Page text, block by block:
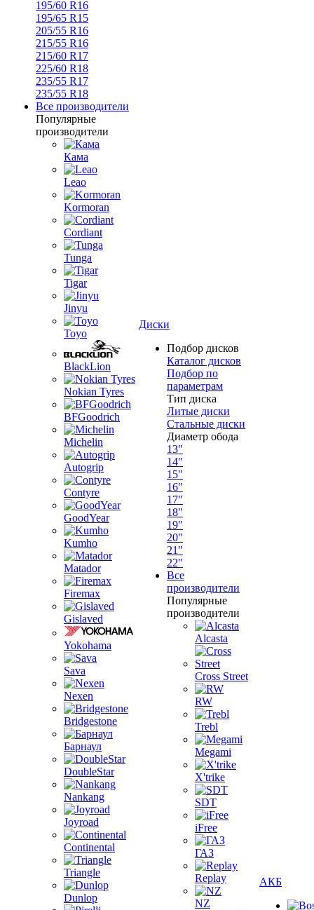
195/60 R16
195/65 R15
205/55 R16
215/55 R16
215/60 R17
225/60 R18
235/55 R17
235/55 R18
Все производители
Популярные
производители
Кама
Leao
Kormoran
Cordiant
Tunga
Tigar
Jinyu
Toyo
BlackLion
Nokian Tyres
BFGoodrich
Michelin
Autogrip
Contyre
GoodYear
Kumho
Matador
Firemax
Gislaved
Yokohama
Sava
Nexen
Bridgestone
Барнаул
DoubleStar
Nankang
Joyroad
Continental
Triangle
Dunlop
Диски
Подбор дисков
Каталог дисков
Подбор по
параметрам
Тип диска
Литые диски
Стальные диски
Диаметр обода
13"
14"
15"
16"
17"
18"
19"
20"
21"
22"
Все
производители
Популярные
производители
Alcasta
Cross Street
RW
Trebl
Megami
X'trike
SDT
iFree
ГАЗ
Replay
NZ
АКБ